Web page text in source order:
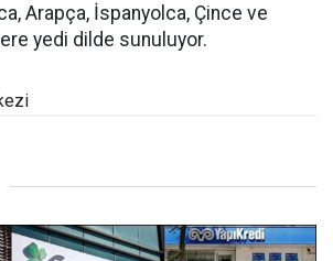
Arapça, İspanyolca, Çince ve
yedi dilde sunuluyor.